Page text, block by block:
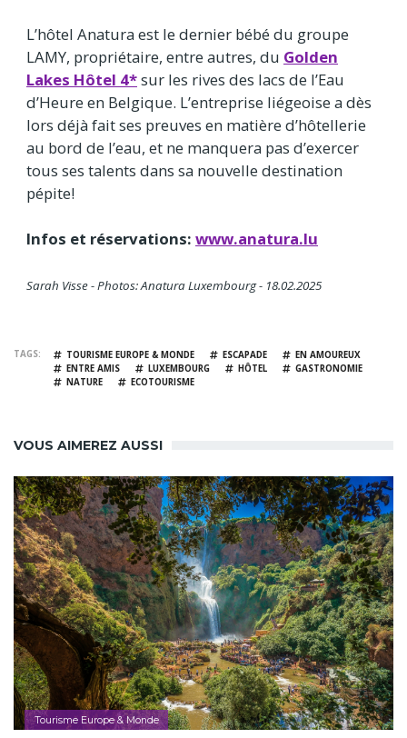
L’hôtel Anatura est le dernier bébé du groupe
LAMY, propriétaire, entre autres, du Golden
Lakes Hôtel 4*sur les rives des lacs de l’Eau
d’Heure en Belgique. L’entreprise liégeoise a dès
lors déjà fait ses preuves en matière d’hôtellerie
au bord de l’eau, et ne manquera pas d’exercer
tous ses talents dans sa nouvelle destination
pépite!
Infos et réservations: www.anatura.lu
Sarah Visse - Photos: Anatura Luxembourg - 18.02.2025
TAGS TOURISME EUROPE & MONDE ESCAPADE
EN AMOUREUX
ENTRE AMIS
LUXEMBOURG HÔTEL
GASTRONOMIE
NATURE
ECOTOURISME
VOUS AIMEREZ AUSSI
Tourisme Europe & Monde